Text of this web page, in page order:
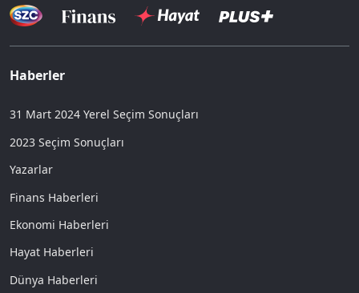
Haberler
31 Mart 2024 Yerel Seçim Sonuçları
2023 Seçim Sonuçları
Yazarlar
Finans Haberleri
Ekonomi Haberleri
Hayat Haberleri
Dünya Haberleri